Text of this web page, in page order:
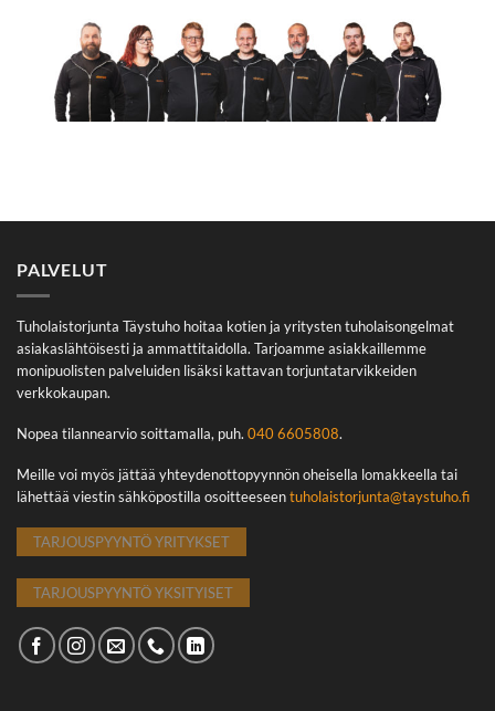
PALVELUT
Tuholaistorjunta Täystuho hoitaa kotien ja yritysten tuholaisongelmat
asiakaslähtöisesti ja ammattitaidolla. Tarjoamme asiakkaillemme
monipuolisten palveluiden lisäksi kattavan torjuntatarvikkeiden
verkkokaupan.
Nopea tilannearvio soittamalla, puh. 040 6605808.
Meille voi myös jättää yhteydenottopyynnön oheisella lomakkeella tai
lähettää viestin sähköpostilla osoitteeseentuholaistorjunta@taystuho.fi
TARJOUSPYYNTÖ YRITYKSET
TARJOUSPYYNTÖ YKSITYISET